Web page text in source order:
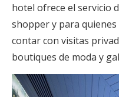
hotel ofrece el servicio
shopper y para
contar con visitas
boutiques de moda y